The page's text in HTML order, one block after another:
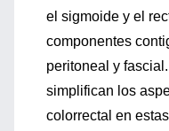
el sigmoide y el
componentes
peritoneal y
simplifican los
colorrectal en